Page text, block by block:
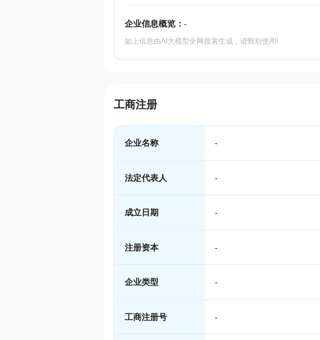
企业信息概览： -
如上信息由AI大模型全网搜索生成，请甄别使用!
工商注册
企业名称 -
法定代表人 -
成立日期 -
注册资本 -
企业类型 -
工商注册号 -